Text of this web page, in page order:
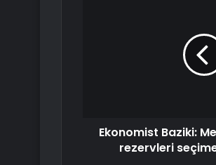
Ekonomist Baziki:
rezervleri